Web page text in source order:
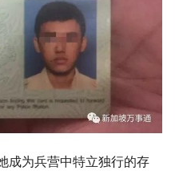
成为兵营中特立独行的存